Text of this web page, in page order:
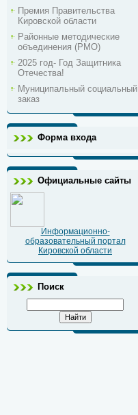
Премия Правительства
Кировской области
Районные методические
объединения (РМО)
2025 год- Год Защитника
Отечества!
Муниципальный социальный
заказ
Форма входа
Официальные сайты
Информационно-
образовательный портал
Кировской области
Поиск